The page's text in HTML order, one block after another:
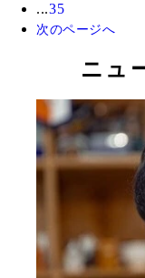
...35
次のページへ
ニュ